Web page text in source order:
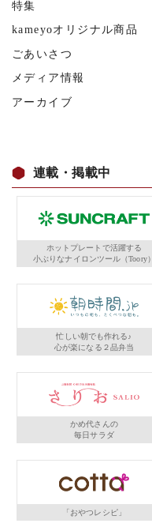
特集
kameyoオリジナル商品
ごあいさつ
メディア情報
アーカイブ
連載・掲載中
ホットプレートで活躍する
小ぶりなナイロンツール（Toory）
忙しい朝でも作れる♪
心が楽になる２品弁当
かめ代さんの
毎日サラダ
「おやつレシピ」